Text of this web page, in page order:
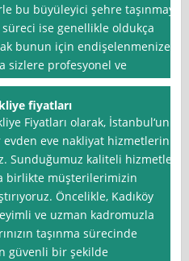
bu büyüleyici şehre taşınmayı
ise genellikle oldukça
bunun için endişelenmenize
sizlere profesyonel ve
fiyatları
Fiyatları olarak, İstanbul‘un
eve nakliyat hizmetlerini
Sunduğumuz kaliteli hizmetler
birlikte müşterilerimizin
Öncelikle, Kadıköy
ve uzman kadromuzla
taşınma sürecinde
güvenli bir şekilde